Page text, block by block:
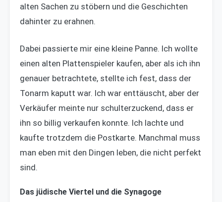
alten Sachen zu stöbern und die Geschichten
dahinter zu erahnen.
Dabei passierte mir eine kleine Panne. Ich wollte
einen alten Plattenspieler kaufen, aber als ich ihn
genauer betrachtete, stellte ich fest, dass der
Tonarm kaputt war. Ich war enttäuscht, aber der
Verkäufer meinte nur schulterzuckend, dass er
ihn so billig verkaufen konnte. Ich lachte und
kaufte trotzdem die Postkarte. Manchmal muss
man eben mit den Dingen leben, die nicht perfekt
sind.
Das jüdische Viertel und die Synagoge